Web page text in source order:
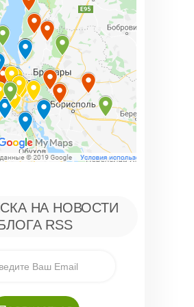
НА НОВОСТИ
RSS